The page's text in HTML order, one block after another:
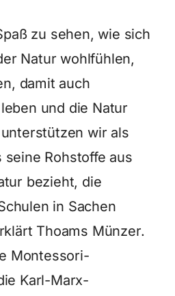
zu sehen, wie sich
Natur wohlfühlen,
damit auch
und die Natur
wir als
Rohstoffe aus
bezieht, die
in Sachen
Thoams Münzer.
Montessori-
Karl-Marx-